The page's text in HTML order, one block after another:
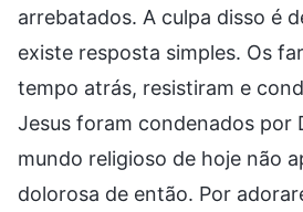
arrebatados. A culpa disso é
existe resposta simples. Os
tempo atrás, resistiram e
Jesus foram condenados por
mundo religioso de hoje não
dolorosa de então. Por